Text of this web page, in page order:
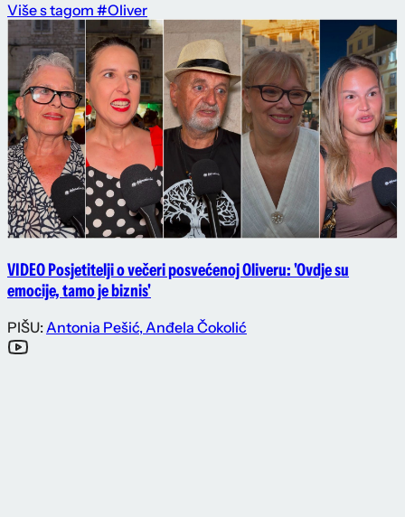
Više s tagom #Oliver
VIDEO Posjetitelji o večeri posvećenoj Oliveru: 'Ovdje su
emocije, tamo je biznis'
PIŠU: Antonia Pešić, Anđela Čokolić